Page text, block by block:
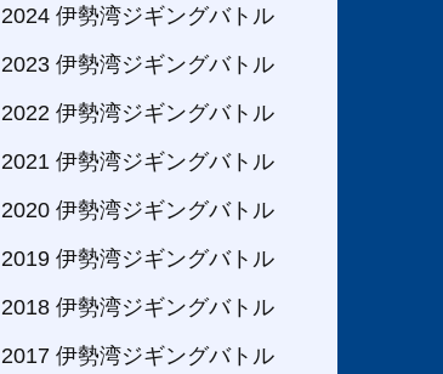
2024 伊勢湾ジギングバトル
2023 伊勢湾ジギングバトル
2022 伊勢湾ジギングバトル
2021 伊勢湾ジギングバトル
2020 伊勢湾ジギングバトル
2019 伊勢湾ジギングバトル
2018 伊勢湾ジギングバトル
2017 伊勢湾ジギングバトル